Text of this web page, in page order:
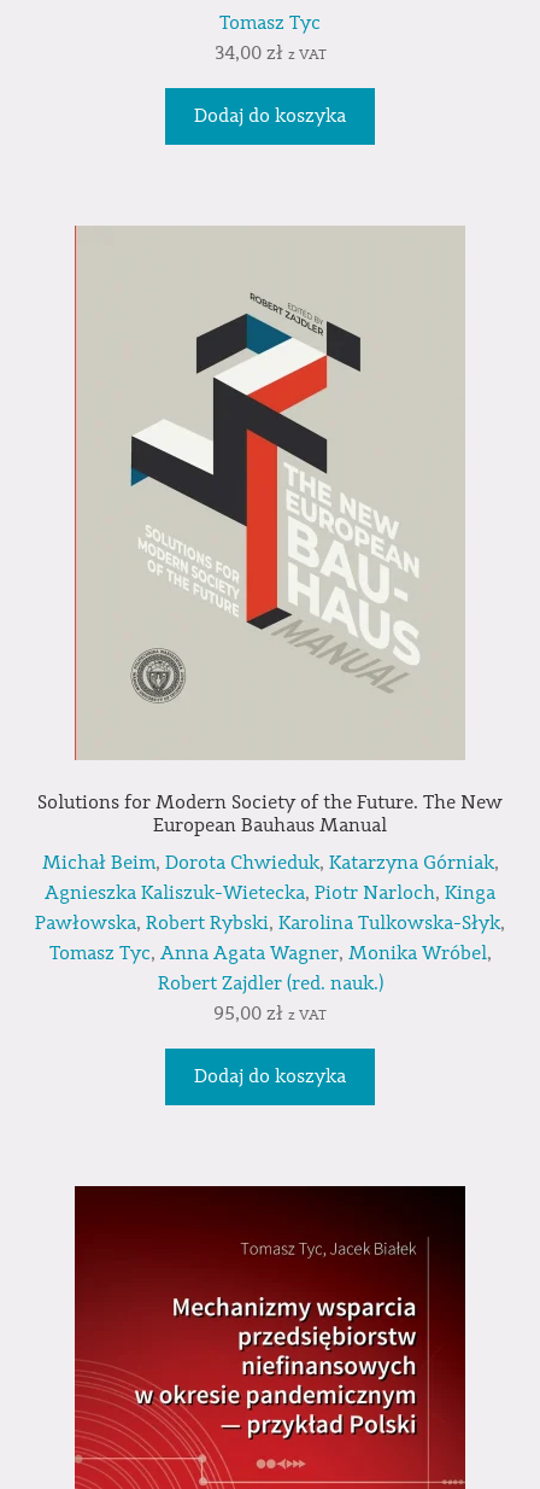
Tomasz Tyc
34,00 zł z VAT
Dodaj do koszyka
Solutions for Modern Society of the Future. The New
European Bauhaus Manual
Michał Beim, Dorota Chwieduk, Katarzyna Górniak,
Agnieszka Kaliszuk-Wietecka, Piotr Narloch, Kinga
Pawłowska, Robert Rybski, Karolina Tulkowska-Słyk,
Tomasz Tyc, Anna Agata Wagner, Monika Wróbel,
Robert Zajdler (red. nauk.)
95,00 zł z VAT
Dodaj do koszyka